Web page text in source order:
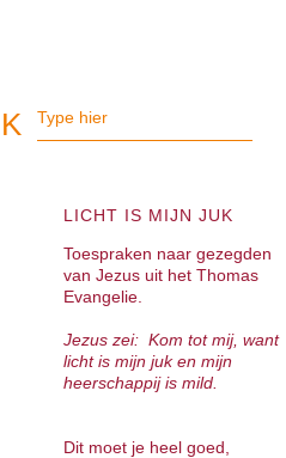
MEDITATIE
LICHT IS MIJN JUK
Toespraken naar gezegden
van Jezus uit het Thomas
Evangelie.
Jezus zei: Kom tot mij, want
licht is mijn juk en mijn
heerschappij is mild.
Dit moet je heel goed,